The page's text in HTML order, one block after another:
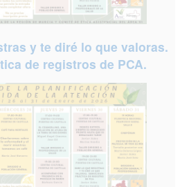
y te diré lo que valoras.
de registros de PCA.